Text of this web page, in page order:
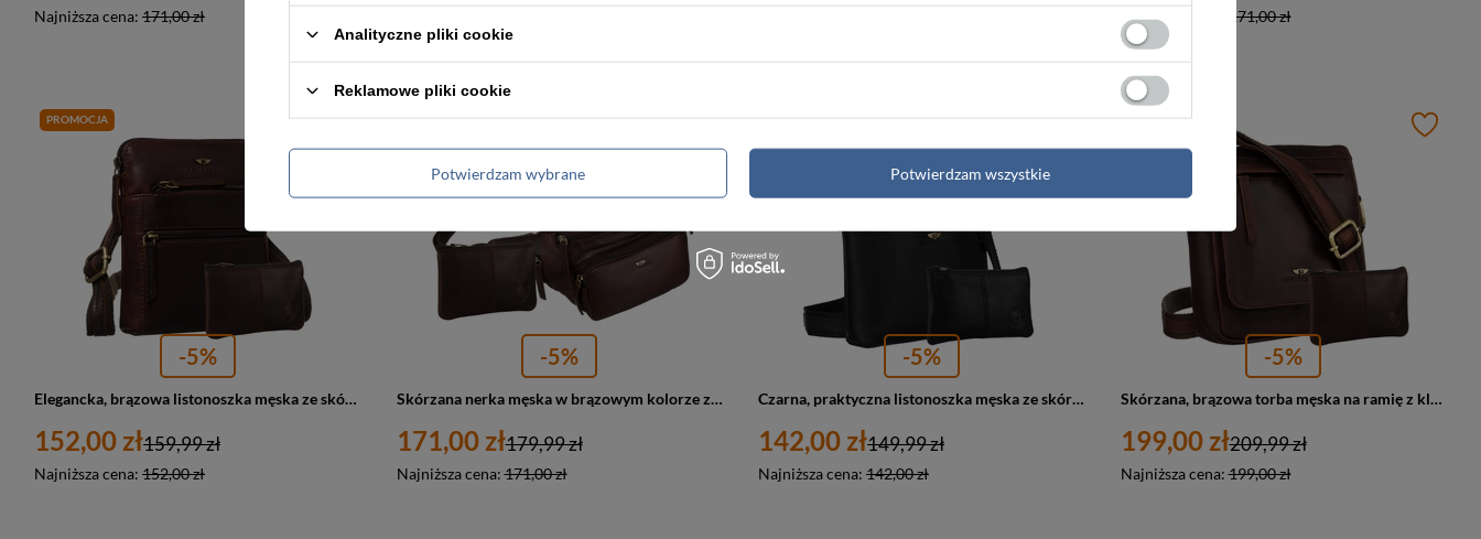
Najniższa cena: 171,00 zł Najniższa cena: 171,00 zł
PROMOCJA
-5%
Elegancka, brązowa listonoszka męska ze skóry naturalnej z etui w zestawie - Peterson
152,00 zł
Najniższa cena: 152,00 zł
159,99 zł
-5%
Skórzana nerka męska w brązowym kolorze z kieszeniami i etui na klucze - Peterson
171,00 zł
Najniższa cena:171,00 zł
179,99 zł
-5%
Czarna, praktyczna listonoszka męska ze skóry naturalnej z kieszeniami zewnętrznymi i etui w zestawie - Peterson
142,00 zł
Najniższa cena: 142,00 zł
149,99 zł
PROMOCJA
-5%
Skórzana, brązowa torba męska na ramię z klapką i etui w zestawie - Peterson
199,00 zł
Najniższa cena:199,00 zł
209,99 zł
Analityczne pliki cookie
Reklamowe pliki cookie
Potwierdzam wybrane Potwierdzam wszystkie